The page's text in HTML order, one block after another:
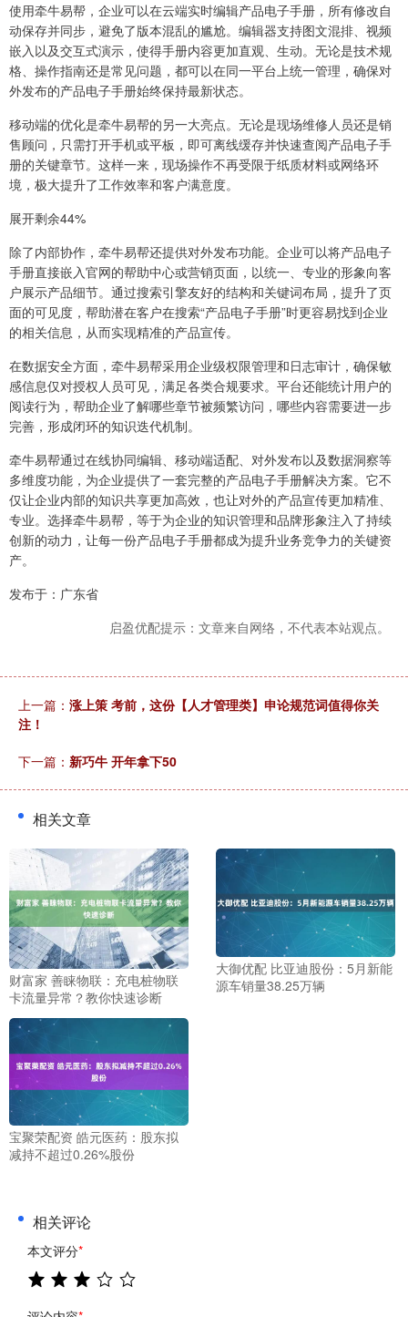
使用牵牛易帮，企业可以在云端实时编辑产品电子手册，所有修改自
动保存并同步，避免了版本混乱的尴尬。编辑器支持图文混排、视频
嵌入以及交互式演示，使得手册内容更加直观、生动。无论是技术规
格、操作指南还是常见问题，都可以在同一平台上统一管理，确保对
外发布的产品电子手册始终保持最新状态。
移动端的优化是牵牛易帮的另一大亮点。无论是现场维修人员还是销
售顾问，只需打开手机或平板，即可离线缓存并快速查阅产品电子手
册的关键章节。这样一来，现场操作不再受限于纸质材料或网络环
境，极大提升了工作效率和客户满意度。
展开剩余44%
除了内部协作，牵牛易帮还提供对外发布功能。企业可以将产品电子
手册直接嵌入官网的帮助中心或营销页面，以统一、专业的形象向客
户展示产品细节。通过搜索引擎友好的结构和关键词布局，提升了页
面的可见度，帮助潜在客户在搜索“产品电子手册”时更容易找到企业
的相关信息，从而实现精准的产品宣传。
在数据安全方面，牵牛易帮采用企业级权限管理和日志审计，确保敏
感信息仅对授权人员可见，满足各类合规要求。平台还能统计用户的
阅读行为，帮助企业了解哪些章节被频繁访问，哪些内容需要进一步
完善，形成闭环的知识迭代机制。
牵牛易帮通过在线协同编辑、移动端适配、对外发布以及数据洞察等
多维度功能，为企业提供了一套完整的产品电子手册解决方案。它不
仅让企业内部的知识共享更加高效，也让对外的产品宣传更加精准、
专业。选择牵牛易帮，等于为企业的知识管理和品牌形象注入了持续
创新的动力，让每一份产品电子手册都成为提升业务竞争力的关键资
产。
发布于：广东省
启盈优配提示：文章来自网络，不代表本站观点。
上一篇： 涨上策 考前，这份【人才管理类】申论规范词值得你关
注！
下一篇： 新巧牛 开年拿下50
相关文章
财富家 善睐物联：充电桩物联
卡流量异常？教你快速诊断
大御优配 比亚迪股份：5月新能
源车销量38.25万辆
宝聚荣配资 皓元医药：股东拟
减持不超过0.26%股份
相关评论
本文评分*